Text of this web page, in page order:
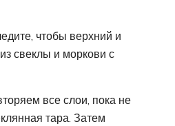
чтобы верхний и
свеклы и моркови с
все слои, пока не
тара. Затем